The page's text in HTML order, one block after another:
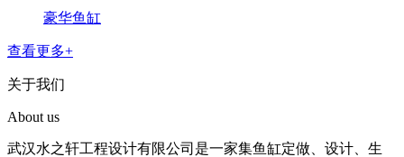
豪华鱼缸
查看更多+
关于我们
About us
武汉水之轩工程设计有限公司是一家集鱼缸定做、设计、生